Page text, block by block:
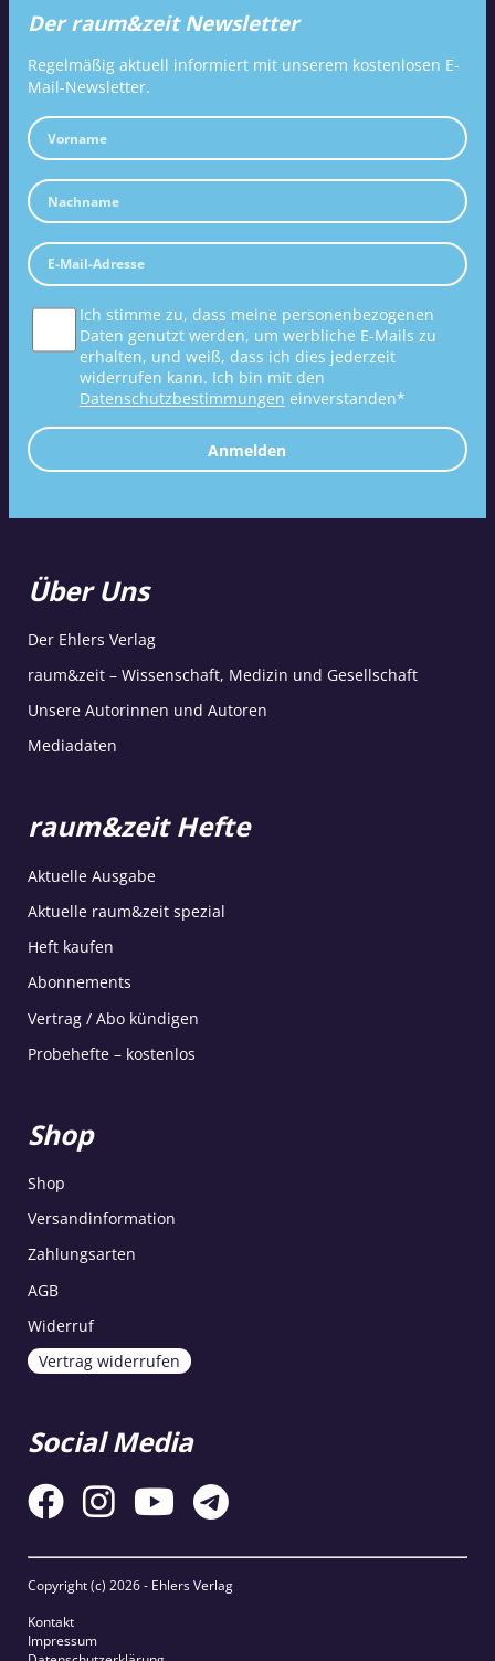
Der raum&zeit Newsletter
Regelmäßig aktuell informiert mit unserem kostenlosen E-
Mail-Newsletter.
Ich stimme zu, dass meine personenbezogenen
Daten genutzt werden, um werbliche E-Mails zu
erhalten, und weiß, dass ich dies jederzeit
widerrufen kann. Ich bin mit den
Datenschutzbestimmungen einverstanden*
Anmelden
Über Uns
Der Ehlers Verlag
raum&zeit – Wissenschaft, Medizin und Gesellschaft
Unsere Autorinnen und Autoren
Mediadaten
raum&zeit Hefte
Aktuelle Ausgabe
Aktuelle raum&zeit spezial
Heft kaufen
Abonnements
Vertrag / Abo kündigen
Probehefte – kostenlos
Shop
Shop
Versandinformation
Zahlungsarten
AGB
Widerruf
Vertrag widerrufen
Social Media
Copyright (c) 2026 - Ehlers Verlag
Kontakt
Impressum